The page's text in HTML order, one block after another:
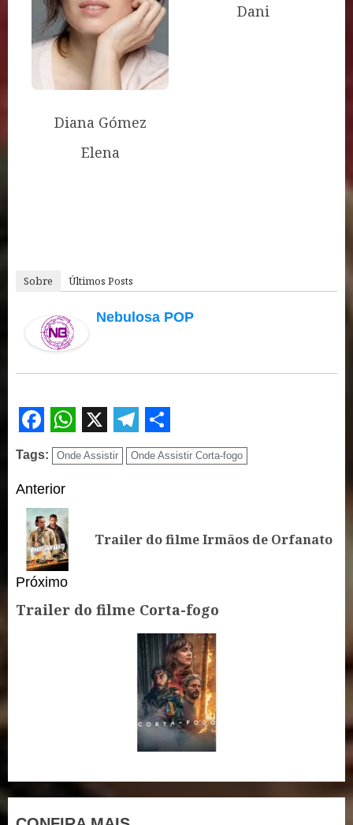
Diana Gómez
Elena
Dani
Sobre Últimos Posts
Nebulosa POP
Facebook
WhatsApp
X Telegram
Share
Tags: Onde Assistir Onde Assistir Corta-fogo
Continue
Reading
Anterior
Trailer do filme Irmãos de Orfanato
Próximo
Próximo
Trailer do filme Corta-fogo